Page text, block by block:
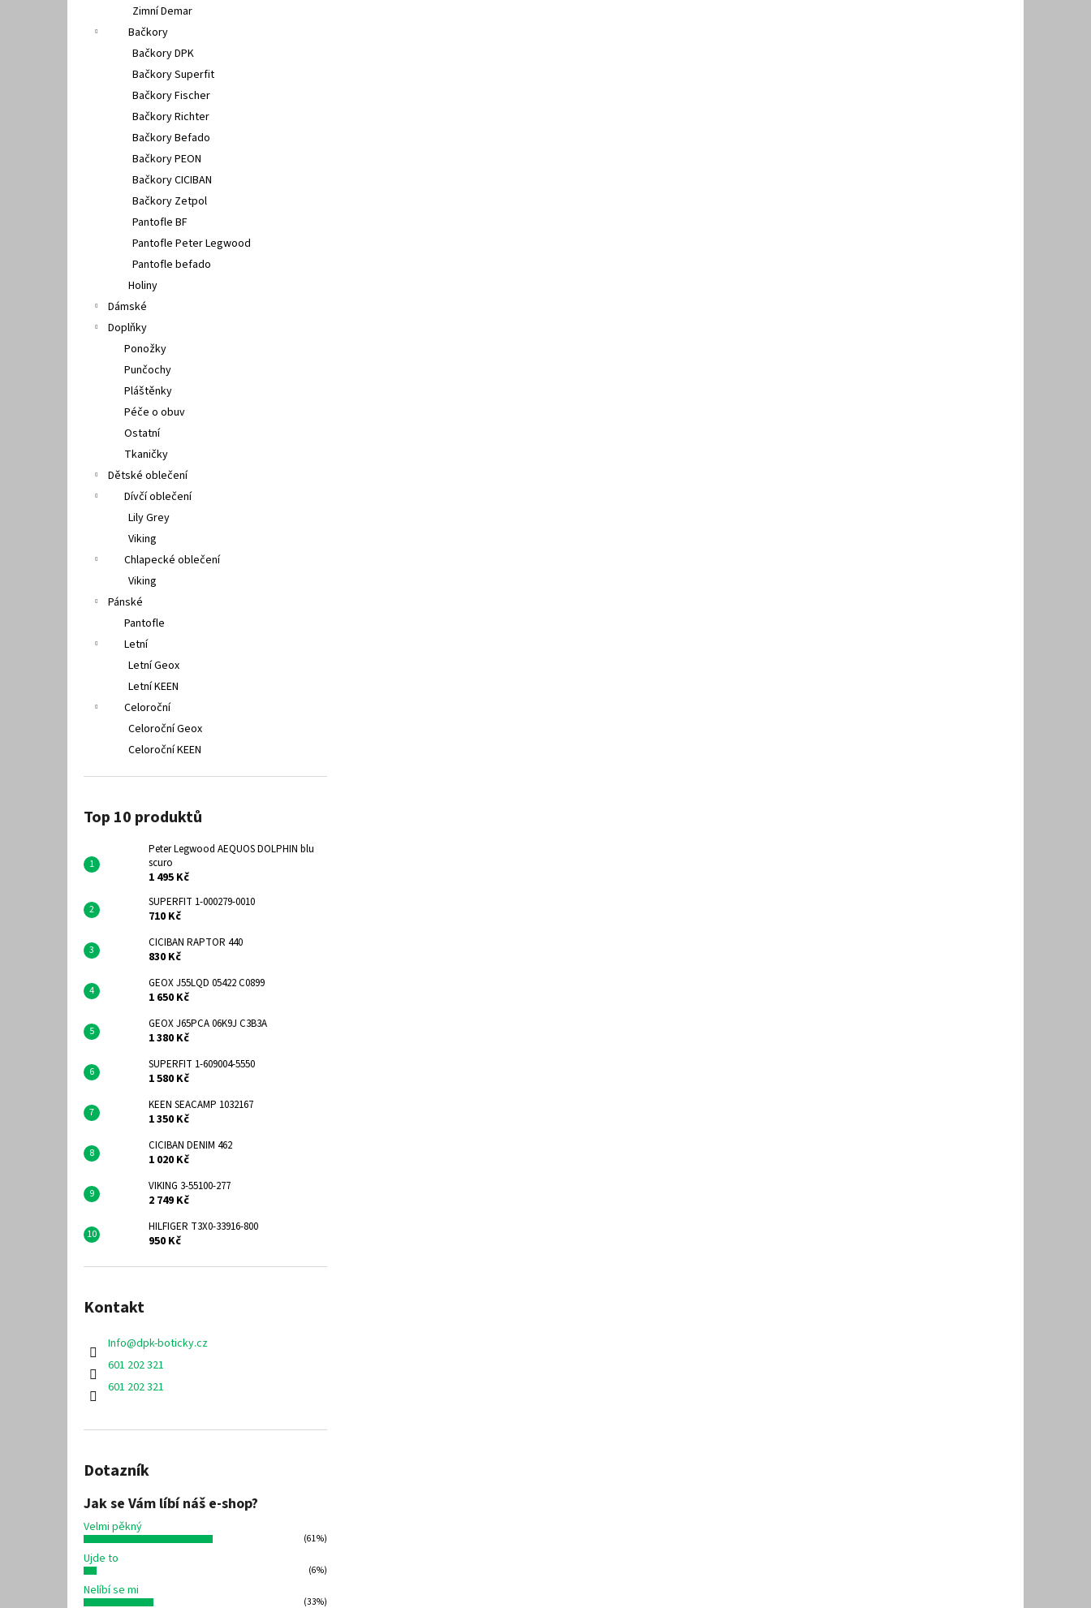
Zimní Demar
Bačkory
Bačkory DPK
Bačkory Superfit
Bačkory Fischer
Bačkory Richter
Bačkory Befado
Bačkory PEON
Bačkory CICIBAN
Bačkory Zetpol
Pantofle BF
Pantofle Peter Legwood
Pantofle befado
Holiny
Dámské
Doplňky
Ponožky
Punčochy
Pláštěnky
Péče o obuv
Ostatní
Tkaničky
Dětské oblečení
Dívčí oblečení
Lily Grey
Viking
Chlapecké oblečení
Viking
Pánské
Pantofle
Letní
Letní Geox
Letní KEEN
Celoroční
Celoroční Geox
Celoroční KEEN
Top 10 produktů
Peter Legwood AEQUOS DOLPHIN blu
scuro
1 495 Kč
SUPERFIT 1-000279-0010
710 Kč
CICIBAN RAPTOR 440
830 Kč
GEOX J55LQD 05422 C0899
1 650 Kč
GEOX J65PCA 06K9J C3B3A
1 380 Kč
SUPERFIT 1-609004-5550
1 580 Kč
KEEN SEACAMP 1032167
1 350 Kč
CICIBAN DENIM 462
1 020 Kč
VIKING 3-55100-277
2 749 Kč
HILFIGER T3X0-33916-800
950 Kč
Kontakt
Info@dpk-boticky.cz
601 202 321
601 202 321
Dotazník
Jak se Vám líbí náš e-shop?
Velmi pěkný
(61%)
Ujde to
(6%)
Nelíbí se mi
(33%)